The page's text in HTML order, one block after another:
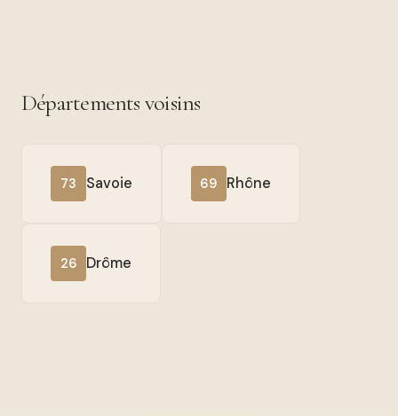
Départements voisins
73 Savoie 69 Rhône
26 Drôme